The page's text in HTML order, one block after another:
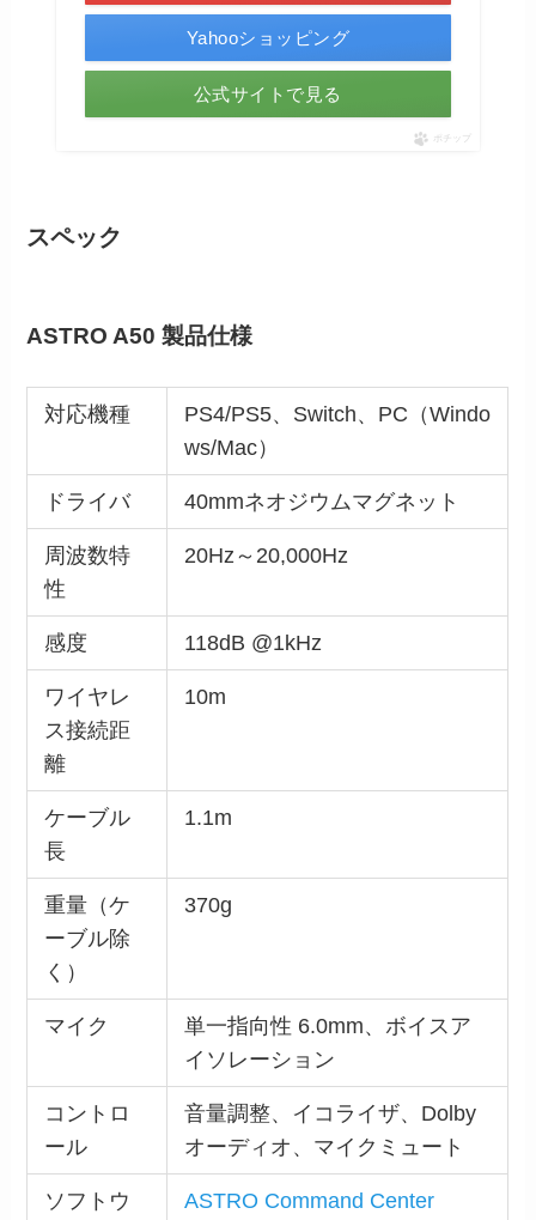
Yahooショッピング
公式サイトで見る
ポチップ
スペック
ASTRO A50 製品仕様
対応機種
PS4/PS5、Switch、PC（Windo
ws/Mac）
ドライバ 40mmネオジウムマグネット
周波数特
性
20Hz～20,000Hz
感度 118dB @1kHz
ワイヤレ
ス接続距
離
10m
ケーブル
長
1.1m
重量（ケ
ーブル除
く）
370g
マイク
単一指向性 6.0mm、ボイスア
イソレーション
コントロ
ール
音量調整、イコライザ、Dolby
オーディオ、マイクミュート
ソフトウ
ASTRO Command Center